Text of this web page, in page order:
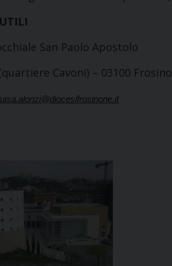
San Paolo Apostolo
Cavoni) – 03100